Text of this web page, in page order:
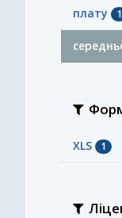
плату 1
XLS 1